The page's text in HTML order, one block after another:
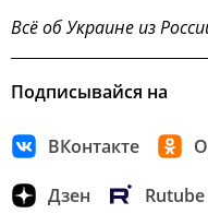
Всё об Украине из
Подписывайся на
ВКонтакте
Дзен Rutube